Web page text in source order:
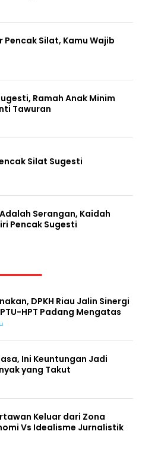
Pencak Silat, Kamu Wajib
Ramah Anak Minim
Tawuran
Silat Sugesti
Serangan, Kaidah
Pencak Sugesti
DPKH Riau Jalin Sinergi
HPT Padang Mengatas
Ini Keuntungan Jadi
yang Takut
Keluar dari Zona
Vs Idealisme Jurnalistik